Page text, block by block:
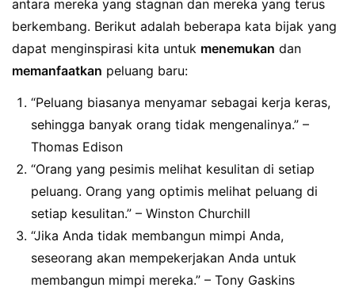
antara mereka yang stagnan dan mereka yang terus
berkembang. Berikut adalah beberapa kata bijak yang
dapat menginspirasi kita untuk menemukan dan
memanfaatkan peluang baru:
“Peluang biasanya menyamar sebagai kerja keras,
sehingga banyak orang tidak mengenalinya.” –
Thomas Edison
“Orang yang pesimis melihat kesulitan di setiap
peluang. Orang yang optimis melihat peluang di
setiap kesulitan.” – Winston Churchill
“Jika Anda tidak membangun mimpi Anda,
seseorang akan mempekerjakan Anda untuk
membangun mimpi mereka.” – Tony Gaskins